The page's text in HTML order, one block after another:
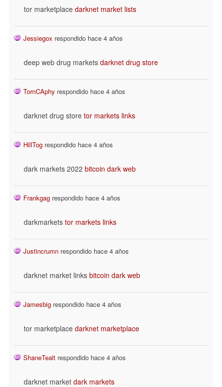
tor marketplace darknet market lists
Jessiegox respondido hace 4 años
deep web drug markets darknet drug store
TornCAphy respondido hace 4 años
darknet drug store tor markets links
HillTog respondido hace 4 años
dark markets 2022 bitcoin dark web
Frankgag respondido hace 4 años
darkmarkets tor markets links
Justincrumn respondido hace 4 años
darknet market links bitcoin dark web
Jamesbig respondido hace 4 años
tor marketplace darknet marketplace
ShaneTealt respondido hace 4 años
darknet market dark markets